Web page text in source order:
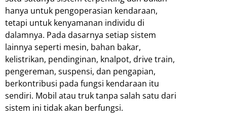
hanya untuk pengoperasian kendaraan,
tetapi untuk kenyamanan individu di
dalamnya. Pada dasarnya setiap sistem
lainnya seperti mesin, bahan bakar,
kelistrikan, pendinginan, knalpot, drive train,
pengereman, suspensi, dan pengapian,
berkontribusi pada fungsi kendaraan itu
sendiri. Mobil atau truk tanpa salah satu dari
sistem ini tidak akan berfungsi.